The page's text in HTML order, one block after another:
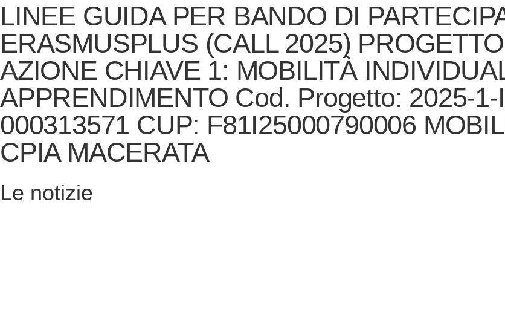
LINEE GUIDA PER BANDO DI
ERASMUSPLUS (CALL 2025)
AZIONE CHIAVE 1: MOBILITÀ
APPRENDIMENTO Cod. Progetto: 2025-
000313571 CUP: F81I25000790006
CPIA MACERATA
Le notizie